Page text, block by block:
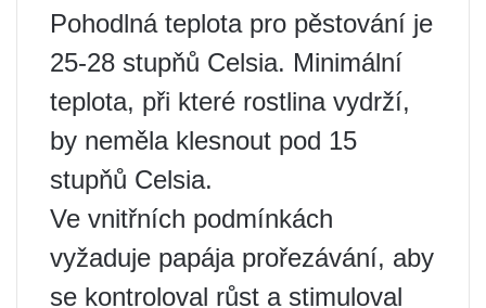
Pohodlná teplota pro pěstování je
25-28 stupňů Celsia. Minimální
teplota, při které rostlina vydrží,
by neměla klesnout pod 15
stupňů Celsia.
Ve vnitřních podmínkách
vyžaduje papája prořezávání, aby
se kontroloval růst a stimuloval